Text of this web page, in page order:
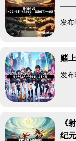
——
发
赌
发
《
纪